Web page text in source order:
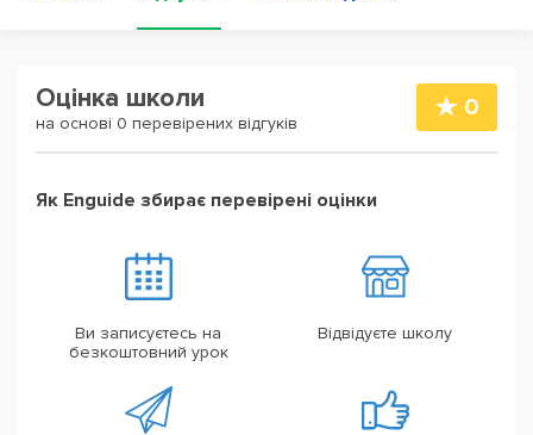
Оцінка школи
на основі 0 перевірених відгуків
0
Як Enguide збирає перевірені оцінки
Ви записуєтесь на
безкоштовний урок
Відвідуєте школу